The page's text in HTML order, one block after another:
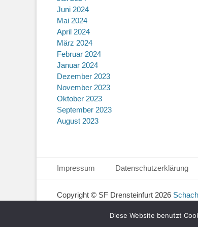
Juni 2024
Mai 2024
April 2024
März 2024
Februar 2024
Januar 2024
Dezember 2023
November 2023
Oktober 2023
September 2023
August 2023
Seitenfuß-Menü
zum
Impressum Datenschutzerklärung
Copyright © SF Drensteinfurt 2026
Diese Website benutzt